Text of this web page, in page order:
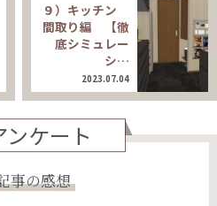
９）キッチン
間取り編 【徹
底シミュレー
シ…
2023.07.04
ケート
事の感想